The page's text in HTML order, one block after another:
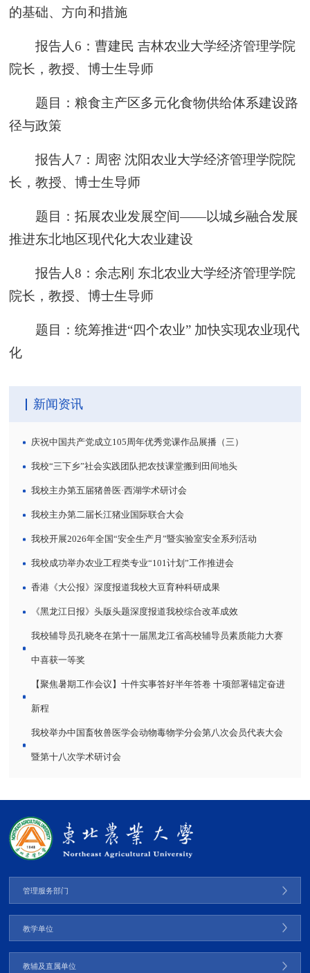
的基础、方向和措施
报告人6：曹建民 吉林农业大学经济管理学院
院长，教授、博士生导师
题目：粮食主产区多元化食物供给体系建设路
径与政策
报告人7：周密 沈阳农业大学经济管理学院院
长，教授、博士生导师
题目：拓展农业发展空间——以城乡融合发展
推进东北地区现代化大农业建设
报告人8：余志刚 东北农业大学经济管理学院
院长，教授、博士生导师
题目：统筹推进“四个农业” 加快实现农业现代
化
新闻资讯
庆祝中国共产党成立105周年优秀党课作品展播（三）
我校“三下乡”社会实践团队把农技课堂搬到田间地头
我校主办第五届猪兽医·西湖学术研讨会
我校主办第二届长江猪业国际联合大会
我校开展2026年全国“安全生产月”暨实验室安全系列活动
我校成功举办农业工程类专业“101计划”工作推进会
香港《大公报》深度报道我校大豆育种科研成果
《黑龙江日报》头版头题深度报道我校综合改革成效
我校辅导员孔晓冬在第十一届黑龙江省高校辅导员素质能力大赛
中喜获一等奖
【聚焦暑期工作会议】十件实事答好半年答卷 十项部署锚定奋进
新程
我校举办中国畜牧兽医学会动物毒物学分会第八次会员代表大会
暨第十八次学术研讨会
管理服务部门
教学单位
教辅及直属单位